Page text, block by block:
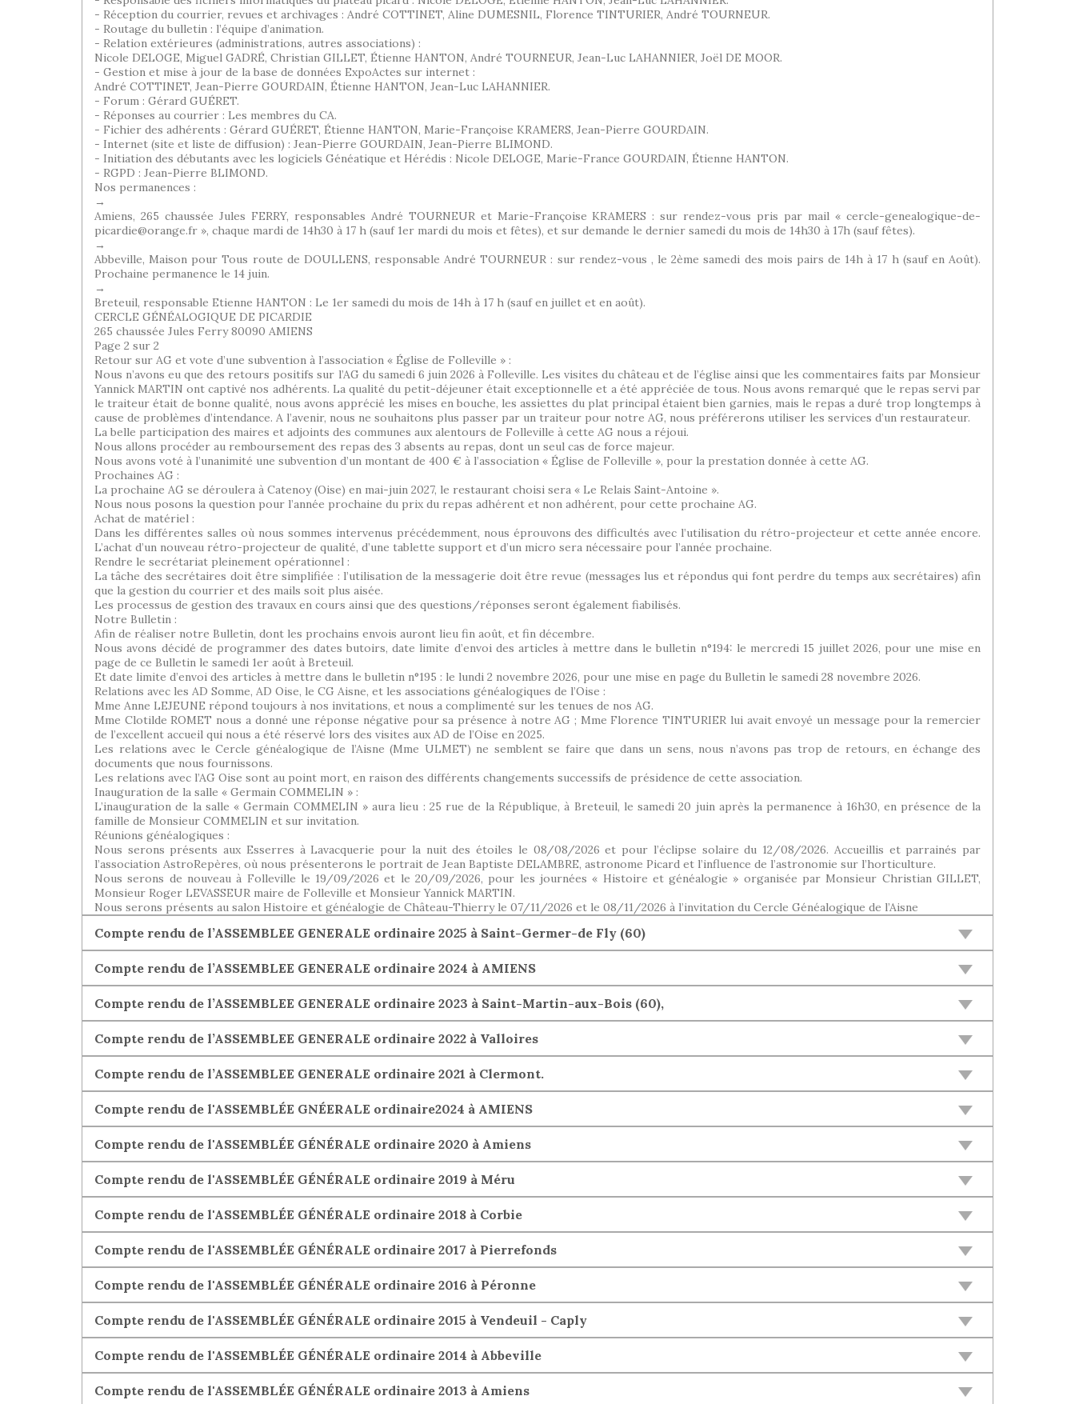
- Réception du courrier, revues et archivages : André COTTINET, Aline DUMESNIL, Florence TINTURIER, André TOURNEUR.
- Routage du bulletin : l’équipe d’animation.
- Relation extérieures (administrations, autres associations) :
Nicole DELOGE, Miguel GADRÉ, Christian GILLET, Étienne HANTON, André TOURNEUR, Jean-Luc LAHANNIER, Joël DE MOOR.
- Gestion et mise à jour de la base de données ExpoActes sur internet :
André COTTINET, Jean-Pierre GOURDAIN, Étienne HANTON, Jean-Luc LAHANNIER.
- Forum : Gérard GUÉRET.
- Réponses au courrier : Les membres du CA.
- Fichier des adhérents : Gérard GUÉRET, Étienne HANTON, Marie-Françoise KRAMERS, Jean-Pierre GOURDAIN.
- Internet (site et liste de diffusion) : Jean-Pierre GOURDAIN, Jean-Pierre BLIMOND.
- Initiation des débutants avec les logiciels Généatique et Hérédis : Nicole DELOGE, Marie-France GOURDAIN, Étienne HANTON.
- RGPD : Jean-Pierre BLIMOND.
Nos permanences :
→
Amiens, 265 chaussée Jules FERRY, responsables André TOURNEUR et Marie-Françoise KRAMERS : sur rendez-vous pris par mail « cercle-genealogique-de-
picardie@orange.fr », chaque mardi de 14h30 à 17 h (sauf 1er mardi du mois et fêtes), et sur demande le dernier samedi du mois de 14h30 à 17h (sauf fêtes).
→
Abbeville, Maison pour Tous route de DOULLENS, responsable André TOURNEUR : sur rendez-vous , le 2ème samedi des mois pairs de 14h à 17 h (sauf en Août).
Prochaine permanence le 14 juin.
→
Breteuil, responsable Etienne HANTON : Le 1er samedi du mois de 14h à 17 h (sauf en juillet et en août).
CERCLE GÉNÉALOGIQUE DE PICARDIE
265 chaussée Jules Ferry 80090 AMIENS
Page 2 sur 2
Retour sur AG et vote d’une subvention à l’association « Église de Folleville » :
Nous n’avons eu que des retours positifs sur l’AG du samedi 6 juin 2026 à Folleville. Les visites du château et de l’église ainsi que les commentaires faits par Monsieur
Yannick MARTIN ont captivé nos adhérents. La qualité du petit-déjeuner était exceptionnelle et a été appréciée de tous. Nous avons remarqué que le repas servi par
le traiteur était de bonne qualité, nous avons apprécié les mises en bouche, les assiettes du plat principal étaient bien garnies, mais le repas a duré trop longtemps à
cause de problèmes d’intendance. A l’avenir, nous ne souhaitons plus passer par un traiteur pour notre AG, nous préférerons utiliser les services d’un restaurateur.
La belle participation des maires et adjoints des communes aux alentours de Folleville à cette AG nous a réjoui.
Nous allons procéder au remboursement des repas des 3 absents au repas, dont un seul cas de force majeur.
Nous avons voté à l’unanimité une subvention d’un montant de 400 € à l’association « Église de Folleville », pour la prestation donnée à cette AG.
Prochaines AG :
La prochaine AG se déroulera à Catenoy (Oise) en mai-juin 2027, le restaurant choisi sera « Le Relais Saint-Antoine ».
Nous nous posons la question pour l’année prochaine du prix du repas adhérent et non adhérent, pour cette prochaine AG.
Achat de matériel :
Dans les différentes salles où nous sommes intervenus précédemment, nous éprouvons des difficultés avec l’utilisation du rétro-projecteur et cette année encore.
L’achat d’un nouveau rétro-projecteur de qualité, d’une tablette support et d’un micro sera nécessaire pour l’année prochaine.
Rendre le secrétariat pleinement opérationnel :
La tâche des secrétaires doit être simplifiée : l’utilisation de la messagerie doit être revue (messages lus et répondus qui font perdre du temps aux secrétaires) afin
que la gestion du courrier et des mails soit plus aisée.
Les processus de gestion des travaux en cours ainsi que des questions/réponses seront également fiabilisés.
Notre Bulletin :
Afin de réaliser notre Bulletin, dont les prochains envois auront lieu fin août, et fin décembre.
Nous avons décidé de programmer des dates butoirs, date limite d’envoi des articles à mettre dans le bulletin n°194: le mercredi 15 juillet 2026, pour une mise en
page de ce Bulletin le samedi 1er août à Breteuil.
Et date limite d’envoi des articles à mettre dans le bulletin n°195 : le lundi 2 novembre 2026, pour une mise en page du Bulletin le samedi 28 novembre 2026.
Relations avec les AD Somme, AD Oise, le CG Aisne, et les associations généalogiques de l’Oise :
Mme Anne LEJEUNE répond toujours à nos invitations, et nous a complimenté sur les tenues de nos AG.
Mme Clotilde ROMET nous a donné une réponse négative pour sa présence à notre AG ; Mme Florence TINTURIER lui avait envoyé un message pour la remercier
de l’excellent accueil qui nous a été réservé lors des visites aux AD de l’Oise en 2025.
Les relations avec le Cercle généalogique de l’Aisne (Mme ULMET) ne semblent se faire que dans un sens, nous n’avons pas trop de retours, en échange des
documents que nous fournissons.
Les relations avec l’AG Oise sont au point mort, en raison des différents changements successifs de présidence de cette association.
Inauguration de la salle « Germain COMMELIN » :
L’inauguration de la salle « Germain COMMELIN » aura lieu : 25 rue de la République, à Breteuil, le samedi 20 juin après la permanence à 16h30, en présence de la
famille de Monsieur COMMELIN et sur invitation.
Réunions généalogiques :
Nous serons présents aux Esserres à Lavacquerie pour la nuit des étoiles le 08/08/2026 et pour l’éclipse solaire du 12/08/2026. Accueillis et parrainés par
l’association AstroRepères, où nous présenterons le portrait de Jean Baptiste DELAMBRE, astronome Picard et l’influence de l’astronomie sur l’horticulture.
Nous serons de nouveau à Folleville le 19/09/2026 et le 20/09/2026, pour les journées « Histoire et généalogie » organisée par Monsieur Christian GILLET,
Monsieur Roger LEVASSEUR maire de Folleville et Monsieur Yannick MARTIN.
Nous serons présents au salon Histoire et généalogie de Château-Thierry le 07/11/2026 et le 08/11/2026 à l’invitation du Cercle Généalogique de l’Aisne
Compte rendu de l’ASSEMBLEE GENERALE ordinaire 2025 à Saint-Germer-de Fly (60)
Compte rendu de l’ASSEMBLEE GENERALE ordinaire 2024 à AMIENS
Compte rendu de l’ASSEMBLEE GENERALE ordinaire 2023 à Saint-Martin-aux-Bois (60),
Compte rendu de l’ASSEMBLEE GENERALE ordinaire 2022 à Valloires
Compte rendu de l’ASSEMBLEE GENERALE ordinaire 2021 à Clermont.
Compte rendu de l'ASSEMBLÉE GNÉERALE ordinaire2024 à AMIENS
Compte rendu de l'ASSEMBLÉE GÉNÉRALE ordinaire 2020 à Amiens
Compte rendu de l'ASSEMBLÉE GÉNÉRALE ordinaire 2019 à Méru
Compte rendu de l'ASSEMBLÉE GÉNÉRALE ordinaire 2018 à Corbie
Compte rendu de l'ASSEMBLÉE GÉNÉRALE ordinaire 2017 à Pierrefonds
Compte rendu de l'ASSEMBLÉE GÉNÉRALE ordinaire 2016 à Péronne
Compte rendu de l'ASSEMBLÉE GÉNÉRALE ordinaire 2015 à Vendeuil - Caply
Compte rendu de l'ASSEMBLÉE GÉNÉRALE ordinaire 2014 à Abbeville
Compte rendu de l'ASSEMBLÉE GÉNÉRALE ordinaire 2013 à Amiens